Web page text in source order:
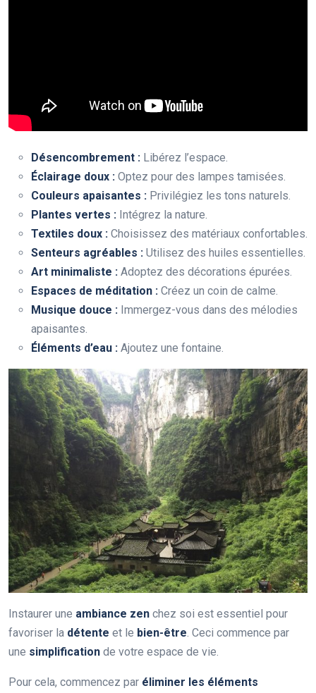
Désencombrement : Libérez l’espace.
Éclairage doux : Optez pour des lampes tamisées.
Couleurs apaisantes : Privilégiez les tons naturels.
Plantes vertes : Intégrez la nature.
Textiles doux : Choisissez des matériaux confortables.
Senteurs agréables : Utilisez des huiles essentielles.
Art minimaliste : Adoptez des décorations épurées.
Espaces de méditation : Créez un coin de calme.
Musique douce : Immergez-vous dans des mélodies
apaisantes.
Éléments d’eau : Ajoutez une fontaine.
Instaurer une ambiance zen chez soi est essentiel pour
favoriser la détente et le bien-être. Ceci commence par
une simplification de votre espace de vie.
Pour cela, commencez par éliminer les éléments